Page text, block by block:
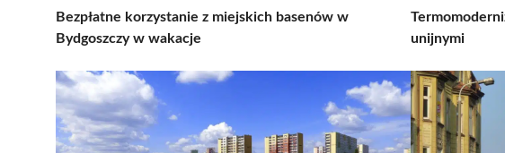
Bezpłatne korzystanie z miejskich basenów w
Bydgoszczy w wakacje
unijnymi